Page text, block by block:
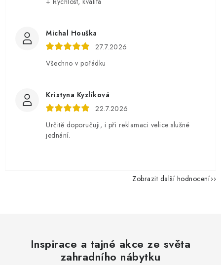
Michal Houška
27.7.2026
Všechno v pořádku
Kristyna Kyzlíková
22.7.2026
Určitě doporučuji, i při reklamaci velice slušné
jednání.
Zobrazit další hodnocení
Inspirace a tajné akce ze světa
zahradního nábytku